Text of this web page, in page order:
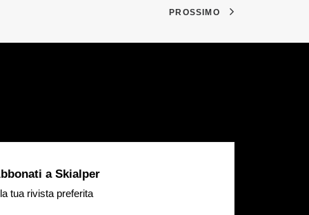
PROSSIMO
a Skialper
la tua rivista preferita